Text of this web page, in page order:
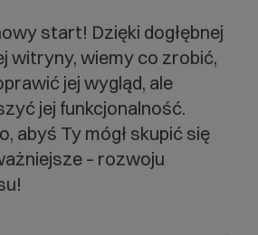
start! Dzięki dogłębnej
witryny, wiemy co zrobić,
jej wygląd, ale
jej funkcjonalność.
abyś Ty mógł skupić się
– rozwoju